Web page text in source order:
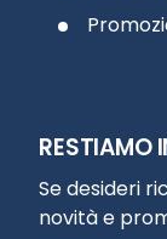
RESTIAMO
Se desideri
novità e